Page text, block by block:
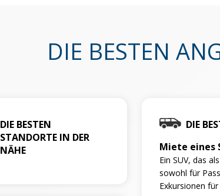
DIE BESTEN
DIE BESTEN
STANDORTE IN DER
NÄHE
DIE
Miete eines
Ein SUV, das
sowohl für
Exkursionen